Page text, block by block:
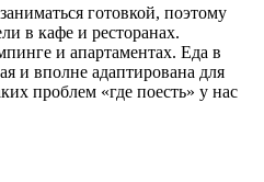
готовкой, поэтому
в кафе и ресторанах.
и апартаментах. Еда в
и вполне адаптирована для
проблем «где поесть» у нас